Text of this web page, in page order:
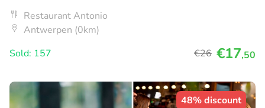
Restaurant Antonio
Antwerpen (0km)
Sold: 157
€26 €17,50
48% discount